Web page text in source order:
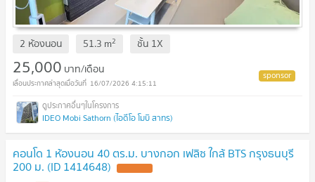
2 ห้องนอน 51.3 m2 ชั้น 1X
25,000 บาท/เดือน
16/07/2026 4:15:11
IDEO Mobi Sathorn (ไอดีโอ โมบิ สาทร)
คอนโด 1 ห้องนอน 40 ตร.ม. บางกอก เฟลิซ ใกล้ BTS กรุงธนบุรี
200 ม. (ID 1414648)